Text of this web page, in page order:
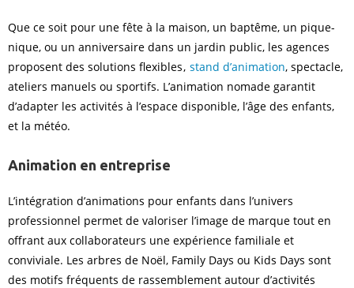
Que ce soit pour une fête à la maison, un baptême, un pique-
nique, ou un anniversaire dans un jardin public, les agences
proposent des solutions flexibles , stand d’animation, spectacle,
ateliers manuels ou sportifs. L’animation nomade garantit
d’adapter les activités à l’espace disponible, l’âge des enfants,
et la météo.
Animation en entreprise
L’intégration d’animations pour enfants dans l’univers
professionnel permet de valoriser l’image de marque tout en
offrant aux collaborateurs une expérience familiale et
conviviale. Les arbres de Noël, Family Days ou Kids Days sont
des motifs fréquents de rassemblement autour d’activités